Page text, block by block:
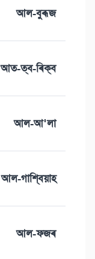
আল-বুৰূজ
আত-ত্ব-ৰিক্ব
আল-আ'লা
আল-গাশ্বিয়াহ
আল-ফজৰ